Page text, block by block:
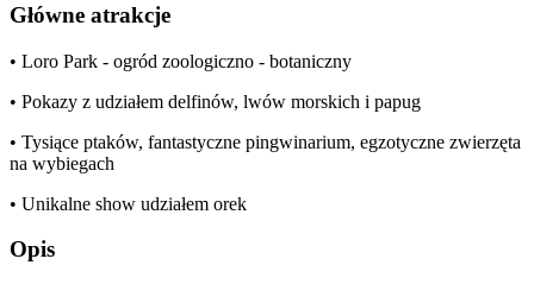
Główne atrakcje
• Loro Park - ogród zoologiczno - botaniczny
• Pokazy z udziałem delfinów, lwów morskich i papug
• Tysiące ptaków, fantastyczne pingwinarium, egzotyczne zwierzęta
na wybiegach
• Unikalne show udziałem orek
Opis